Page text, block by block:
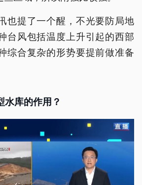
也提了一个醒，不光要防局地
台风包括温度上升引起的西部
综合复杂的形势要提前做准备
水库的作用？